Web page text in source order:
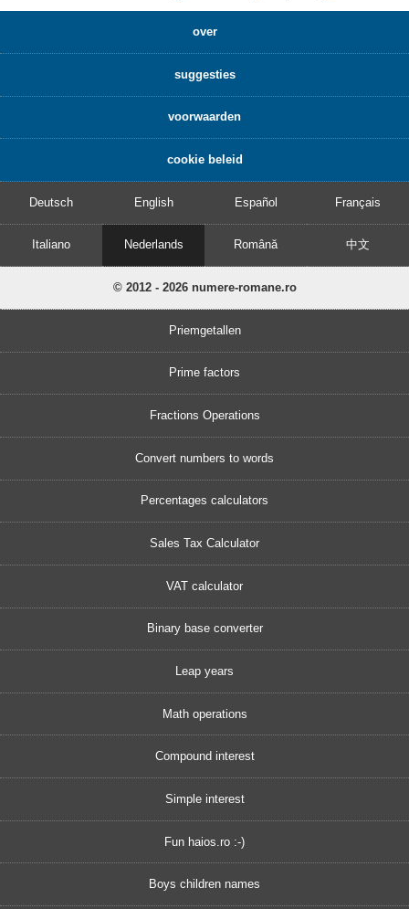
over
suggesties
voorwaarden
cookie beleid
Deutsch English Español Français
Italiano Nederlands Română 中文
© 2012 - 2026 numere-romane.ro
Priemgetallen
Prime factors
Fractions Operations
Convert numbers to words
Percentages calculators
Sales Tax Calculator
VAT calculator
Binary base converter
Leap years
Math operations
Compound interest
Simple interest
Fun haios.ro :-)
Boys children names